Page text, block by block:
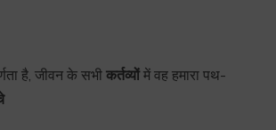
है, जीवन के सभी कर्तव्योंमें वह हमारा पथ-